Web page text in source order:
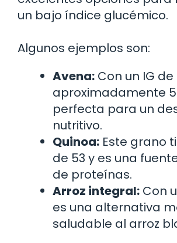
un bajo índice glucémico.
Algunos ejemplos son:
Avena: Con un IG de
aproximadamente
perfecta para un
nutritivo.
Quinoa: Este grano
de 53 y es una
de proteínas.
Arroz integral: Con
es una alternativa
saludable al arroz